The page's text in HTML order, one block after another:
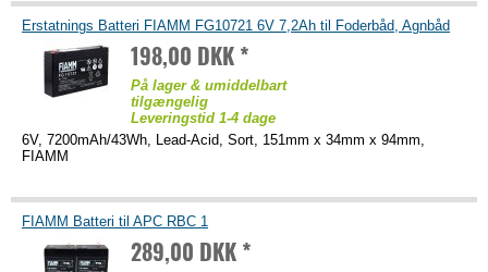
Erstatnings Batteri FIAMM FG10721 6V 7,2Ah til Foderbåd, Agnbåd
198,00 DKK *
På lager & umiddelbart
tilgængelig
Leveringstid 1-4 dage
6V, 7200mAh/43Wh, Lead-Acid, Sort, 151mm x 34mm x 94mm,
FIAMM
FIAMM Batteri til APC RBC 1
289,00 DKK *